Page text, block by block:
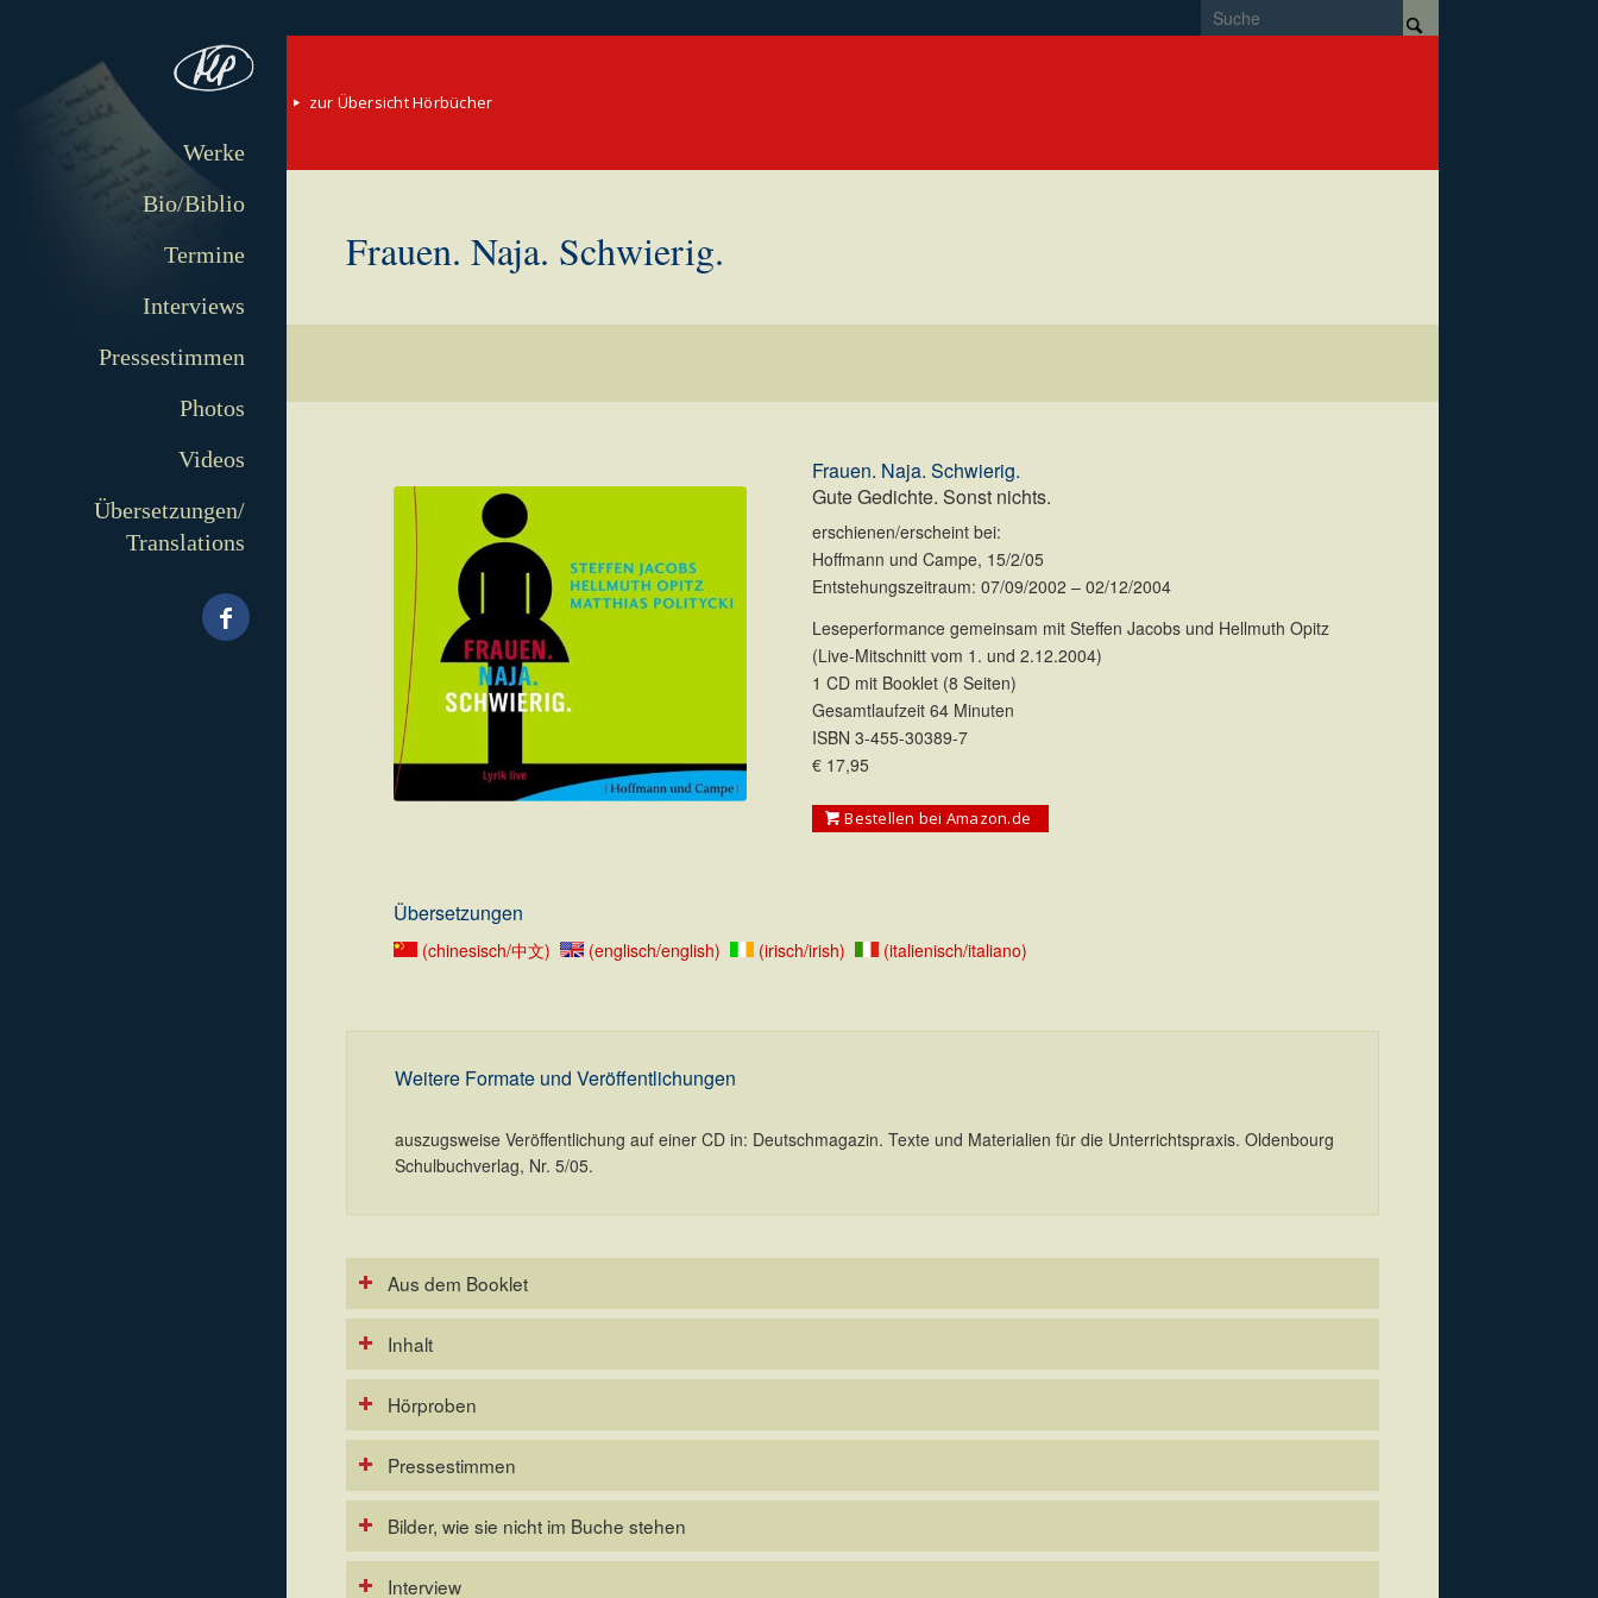
Werke
Bio/Biblio
Termine
Interviews
Pressestimmen
Photos
Videos
Übersetzungen/
Translations
zur Übersicht Hörbücher
Frauen. Naja. Schwierig.
Frauen. Naja. Schwierig.
Gute Gedichte. Sonst nichts.
erschienen/erscheint bei:
Hoffmann und Campe, 15/2/05
Entstehungszeitraum: 07/09/2002 – 02/12/2004
Leseperformance gemeinsam mit Steffen Jacobs und Hellmuth Opitz
(Live-Mitschnitt vom 1. und 2.12.2004)
1 CD mit Booklet (8 Seiten)
Gesamtlaufzeit 64 Minuten
ISBN 3-455-30389-7
€ 17,95
Bestellen bei Amazon.de
Übersetzungen
(chinesisch/中文) (englisch/english) (irisch/irish) (italienisch/italiano)
Weitere Formate und Veröffentlichungen
auszugsweise Veröffentlichung auf einer CD in: Deutschmagazin. Texte und Materialien für die Unterrichtspraxis. Oldenbourg
Schulbuchverlag, Nr. 5/05.
Aus dem Booklet
Inhalt
Hörproben
Pressestimmen
Bilder, wie sie nicht im Buche stehen
Interview